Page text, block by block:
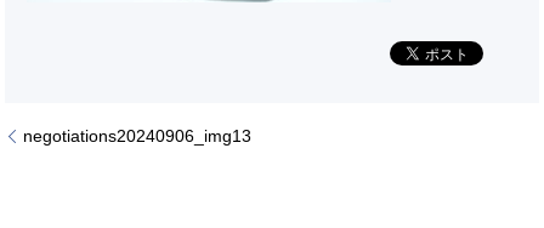
negotiations20240906_img13